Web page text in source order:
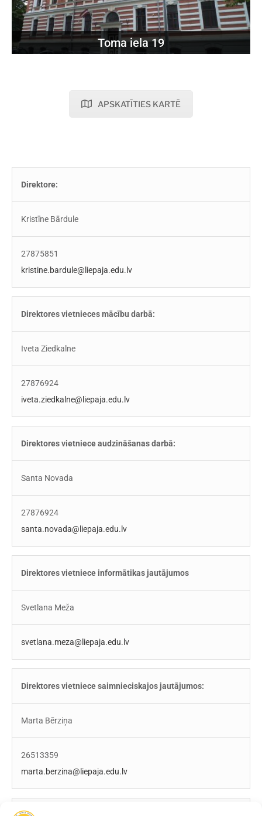
Toma iela 19
APSKATĪTIES KARTĒ
Direktore:
Kristīne Bārdule
27875851
kristine.bardule@liepaja.edu.lv
Direktores vietnieces mācību darbā:
Iveta Ziedkalne
27876924
iveta.ziedkalne@liepaja.edu.lv
Direktores vietniece audzināšanas darbā:
Santa Novada
27876924
santa.novada@liepaja.edu.lv
Direktores vietniece informātikas jautājumos
Svetlana Meža
svetlana.meza@liepaja.edu.lv
Direktores vietniece saimnieciskajos jautājumos:
Marta Bērziņa
26513359
marta.berzina@liepaja.edu.lv